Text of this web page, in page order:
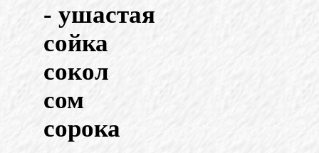
- ушастая
сойка
сокол
сом
сорока